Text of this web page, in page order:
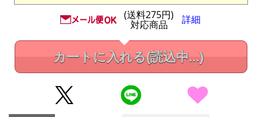
(送料275円)
対応商品 詳細
カートに入れる(読込中...)